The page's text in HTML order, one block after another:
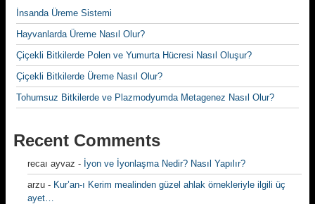
İnsanda Üreme Sistemi
Hayvanlarda Üreme Nasıl Olur?
Çiçekli Bitkilerde Polen ve Yumurta Hücresi Nasıl Oluşur?
Çiçekli Bitkilerde Üreme Nasıl Olur?
Tohumsuz Bitkilerde ve Plazmodyumda Metagenez Nasıl Olur?
Recent Comments
recaı ayvaz - İyon ve İyonlaşma Nedir? Nasıl Yapılır?
arzu - Kur’an-ı Kerim mealinden güzel ahlak örnekleriyle ilgili üç
ayet…